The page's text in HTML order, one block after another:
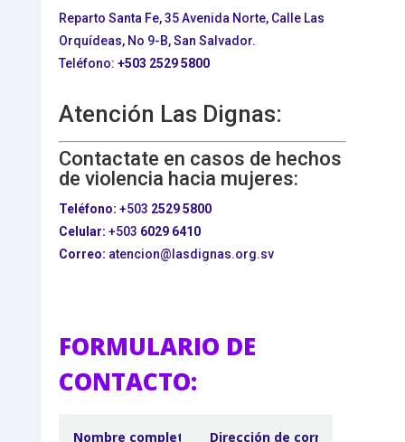
Reparto Santa Fe, 35 Avenida Norte, Calle Las
Orquídeas, No 9-B, San Salvador.
Teléfono: +503 2529 5800
Atención Las Dignas:
Contactate en casos de hechos
de violencia hacia mujeres:
Teléfono: +503 2529 5800
Celular: +503 6029 6410
Correo: atencion@lasdignas.org.sv
FORMULARIO DE
CONTACTO: